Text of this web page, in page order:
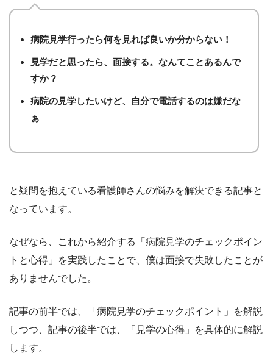
病院見学行ったら何を見れば良いか分からない！
見学だと思ったら、面接する。なんてことあるんで
すか？
病院の見学したいけど、自分で電話するのは嫌だな
ぁ
と疑問を抱えている看護師さんの悩みを解決できる記事と
なっています。
なぜなら、これから紹介する「病院見学のチェックポイン
トと心得」を実践したことで、僕は面接で失敗したことが
ありませんでした。
記事の前半では、「病院見学のチェックポイント」を解説
しつつ、記事の後半では、「見学の心得」を具体的に解説
します。